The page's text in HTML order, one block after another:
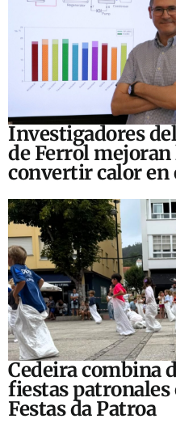
Investigadores
de Ferrol
convertir calor en
Cedeira combina
fiestas patronales
Festas da Patroa